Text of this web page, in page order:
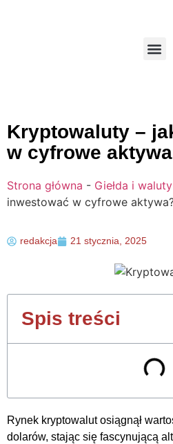
Kryptowaluty –
w cyfrowe
Strona główna - Giełda i waluty
inwestować w cyfrowe
redakcja 21 stycznia, 2025
Spis treści
Rynek kryptowalut osiągnął
dolarów, stając się fascynującą